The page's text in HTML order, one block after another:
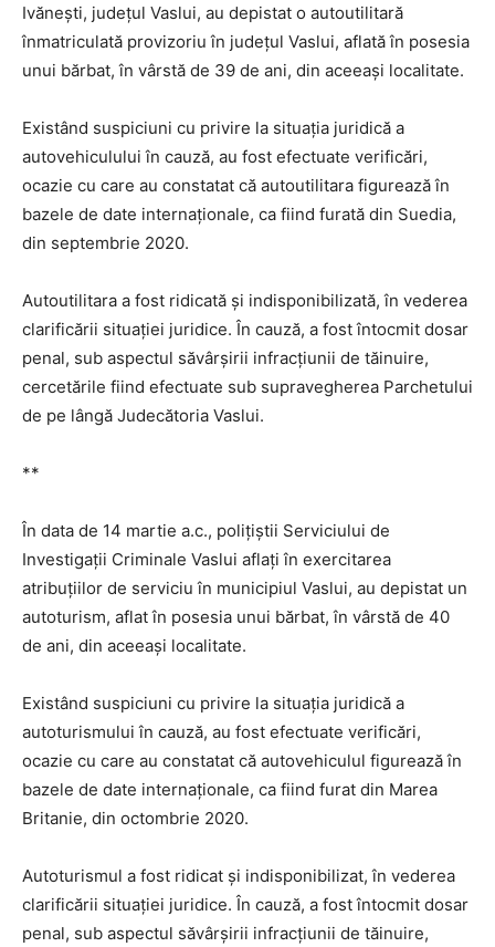
Ivănești, județul Vaslui, au depistat o autoutilitară
înmatriculată provizoriu în județul Vaslui, aflată în posesia
unui bărbat, în vârstă de 39 de ani, din aceeași localitate.
Existând suspiciuni cu privire la situaţia juridică a
autovehiculului în cauză, au fost efectuate verificări,
ocazie cu care au constatat că autoutilitara figurează în
bazele de date internaționale, ca fiind furată din Suedia,
din septembrie 2020.
Autoutilitara a fost ridicată și indisponibilizată, în vederea
clarificării situației juridice. În cauză, a fost întocmit dosar
penal, sub aspectul săvârșirii infracțiunii de tăinuire,
cercetările fiind efectuate sub supravegherea Parchetului
de pe lângă Judecătoria Vaslui.
**
În data de 14 martie a.c., polițiștii Serviciului de
Investigații Criminale Vaslui aflați în exercitarea
atribuțiilor de serviciu în municipiul Vaslui, au depistat un
autoturism, aflat în posesia unui bărbat, în vârstă de 40
de ani, din aceeași localitate.
Existând suspiciuni cu privire la situaţia juridică a
autoturismului în cauză, au fost efectuate verificări,
ocazie cu care au constatat că autovehiculul figurează în
bazele de date internaționale, ca fiind furat din Marea
Britanie, din octombrie 2020.
Autoturismul a fost ridicat și indisponibilizat, în vederea
clarificării situației juridice. În cauză, a fost întocmit dosar
penal, sub aspectul săvârșirii infracțiunii de tăinuire,